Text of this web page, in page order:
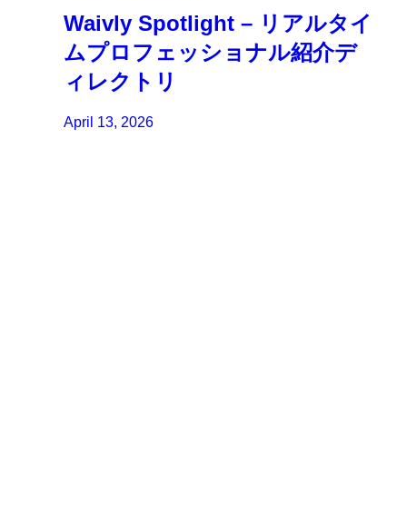
Waivly Spotlight – リアルタイ
ムプロフェッショナル紹介デ
ィレクトリ
April 13, 2026